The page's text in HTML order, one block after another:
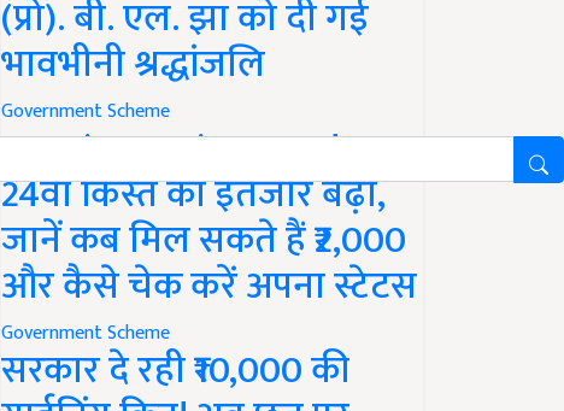
(प्रो). बी. एल. झा को दी गई
भावभीनी श्रद्धांजलि
Government Scheme
PM Kisan Yojana Update:
24वीं किस्त का इंतजार बढ़ा,
जानें कब मिल सकते हैं ₹2,000
और कैसे चेक करें अपना स्टेटस
Government Scheme
सरकार दे रही ₹10,000 की